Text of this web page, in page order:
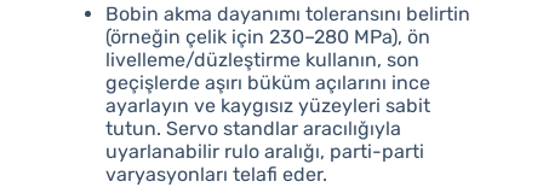
Bobin akma dayanımı toleransını belirtin
(örneğin çelik için 230–280 MPa), ön
livelleme/düzleştirme kullanın, son
geçişlerde aşırı büküm açılarını ince
ayarlayın ve kaygısız yüzeyleri sabit
tutun. Servo standlar aracılığıyla
uyarlanabilir rulo aralığı, parti-parti
varyasyonları telafi eder.